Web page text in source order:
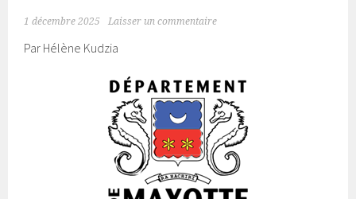
1 décembre 2025 Laisser un commentaire
Par Hélène Kudzia